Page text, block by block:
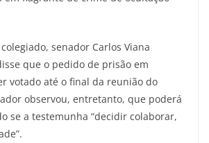
senador Carlos Viana
que o pedido de prisão em
votado até o final da reunião do
observou, entretanto, que poderá
se a testemunha “decidir colaborar,